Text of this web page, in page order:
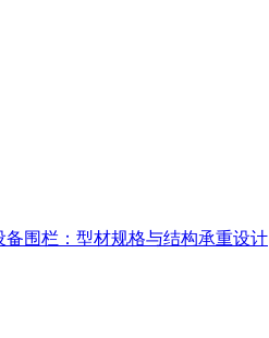
备围栏：型材规格与结构承重设计